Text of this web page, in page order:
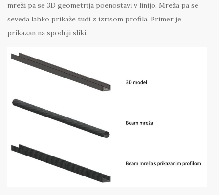
mreži pa se 3D geometrija poenostavi v linijo. Mreža pa se
seveda lahko prikaže tudi z izrisom profila. Primer je
prikazan na spodnji sliki.